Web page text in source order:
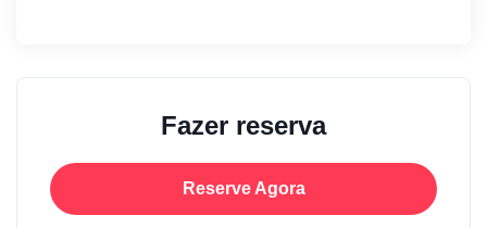
Fazer reserva
Reserve Agora